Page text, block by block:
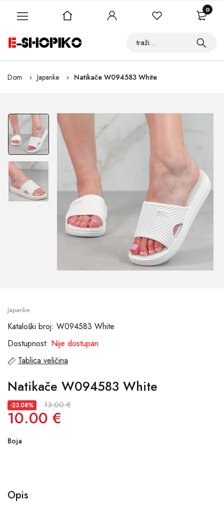
Dom Japanke Natikače W094583 White
Japanke
Kataloški broj: W094583 White
Dostupnost: Nije dostupan
Tablica veličina
Natikače W094583 White
-23.08% 13.00 €
10.00 €
Boja
Opis
0